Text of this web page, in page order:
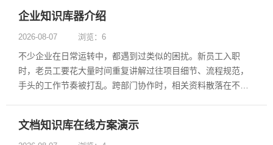
企业知识库器介绍
2026-08-07 浏览：6
不少企业在日常运转中，都遇到过类似的困扰。新员工入职
时，老员工要花大量时间重复讲解过往项目细节、流程规范，
手头的工作节奏被打乱。跨部门协作时，相关资料散落在不同
企业内部知识流转不畅带来的内耗。......
文档知识库在线方案演示